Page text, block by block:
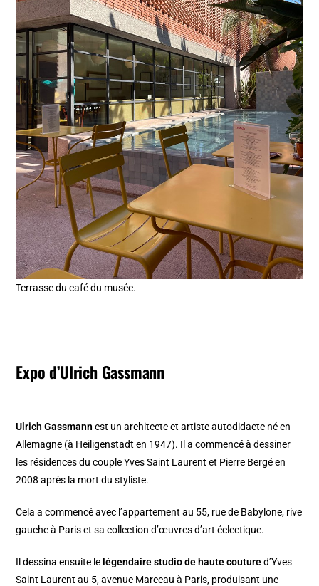
Terrasse du café du musée.
Expo d’Ulrich Gassmann
Ulrich Gassmann est un architecte et artiste autodidacte né en
Allemagne (à Heiligenstadt en 1947). Il a commencé à dessiner
les résidences du couple Yves Saint Laurent et Pierre Bergé en
2008 après la mort du styliste.
Cela a commencé avec l’appartement au 55, rue de Babylone, rive
gauche à Paris et sa collection d’œuvres d’art éclectique.
Il dessina ensuite le légendaire studio de haute coutured’Yves
Saint Laurent au 5, avenue Marceau à Paris, produisant une